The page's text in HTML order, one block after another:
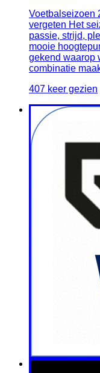
Voetbalseizoen
vergeten Het
passie, strijd,
mooie
gekend waarop
combinatie
407 keer gezien